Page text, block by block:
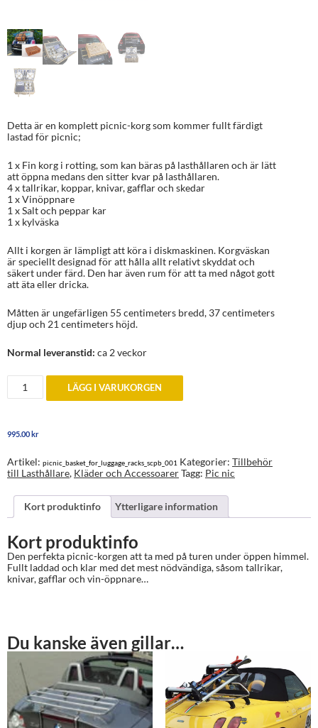
Detta är en komplett picnic-korg som kommer fullt färdigt
lastad för picnic;
1 x Fin korg i rotting, som kan bäras på lasthållaren och är lätt
att öppna medans den sitter kvar på lasthållaren.
4 x tallrikar, koppar, knivar, gafflar och skedar
1 x Vinöppnare
1 x Salt och peppar kar
1 x kylväska
Allt i korgen är lämpligt att köra i diskmaskinen. Korgväskan
är speciellt designad för att hålla allt relativt skyddat och
säkert under färd. Den har även rum för att ta med något gott
att äta eller dricka.
Måtten är ungefärligen 55 centimeters bredd, 37 centimeters
djup och 21 centimeters höjd.
Normal leveranstid: ca 2 veckor
Picnic-
korg
för
LÄGG I VARUKORGEN
995.00kr
Artikel: picnic_basket_for_luggage_racks_scpb_001 Kategorier: Tillbehör
till Lasthållare, Kläder och AccessoarerTagg: Pic nic
Kort produktinfo Ytterligare information
Kort produktinfo
Den perfekta picnic-korgen att ta med på turen under öppen himmel.
Fullt laddad och klar med det mest nödvändiga, såsom tallrikar,
knivar, gafflar och vin-öppnare…
Du kanske även gillar…